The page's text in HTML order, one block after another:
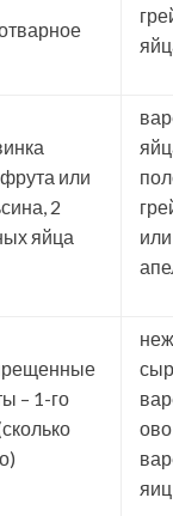
или
2
яйца
или
– 1-го
яиц